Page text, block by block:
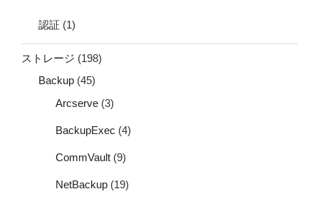
認証 (1)
ストレージ (198)
Backup (45)
Arcserve (3)
BackupExec (4)
CommVault (9)
NetBackup (19)